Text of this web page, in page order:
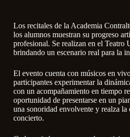
Los recitales de la Academia
los alumnos muestran su progreso
profesional. Se realizan en el Teatro
brindando un escenario real para la
El evento cuenta con músicos en
participantes experimentar la
con un acompañamiento en tiempo
oportunidad de presentarse en un
una sonoridad envolvente y realza la
concierto.